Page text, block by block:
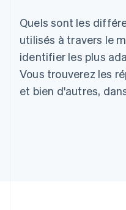
Quels sont les
utilisés à travers le
identifier les plus
Vous trouverez les
et bien d'autres,